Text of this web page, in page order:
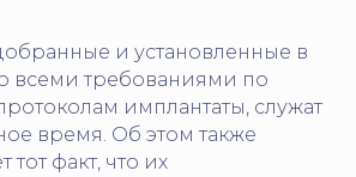
и установленные в
всеми требованиями по
имплантаты, служат
время. Об этом также
тот факт, что их